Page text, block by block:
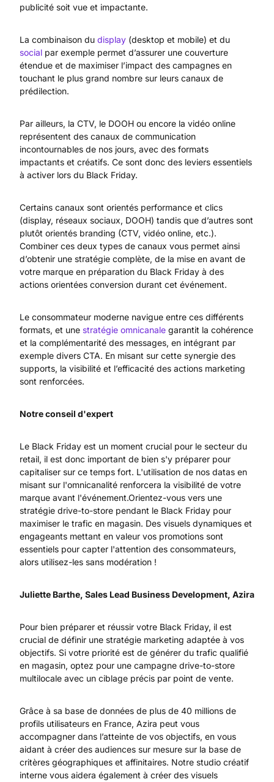
publicité soit vue et impactante.
La combinaison du display (desktop et mobile) et du
social par exemple permet d’assurer une couverture
étendue et de maximiser l’impact des campagnes en
touchant le plus grand nombre sur leurs canaux de
prédilection.
Par ailleurs, la CTV, le DOOH ou encore la vidéo online
représentent des canaux de communication
incontournables de nos jours, avec des formats
impactants et créatifs. Ce sont donc des leviers essentiels
à activer lors du Black Friday.
Certains canaux sont orientés performance et clics
(display, réseaux sociaux, DOOH) tandis que d’autres sont
plutôt orientés branding (CTV, vidéo online, etc.).
Combiner ces deux types de canaux vous permet ainsi
d’obtenir une stratégie complète, de la mise en avant de
votre marque en préparation du Black Friday à des
actions orientées conversion durant cet événement.
Le consommateur moderne navigue entre ces différents
formats, et une stratégie omnicanale garantit la cohérence
et la complémentarité des messages, en intégrant par
exemple divers CTA. En misant sur cette synergie des
supports, la visibilité et l’efficacité des actions marketing
sont renforcées.
Notre conseil d'expert
Le Black Friday est un moment crucial pour le secteur du
retail, il est donc important de bien s'y préparer pour
capitaliser sur ce temps fort. L'utilisation de nos datas en
misant sur l'omnicanalité renforcera la visibilité de votre
marque avant l'événement.Orientez-vous vers une
stratégie drive-to-store pendant le Black Friday pour
maximiser le trafic en magasin. Des visuels dynamiques et
engageants mettant en valeur vos promotions sont
essentiels pour capter l'attention des consommateurs,
alors utilisez-les sans modération !
Juliette Barthe, Sales Lead Business Development, Azira
Pour bien préparer et réussir votre Black Friday, il est
crucial de définir une stratégie marketing adaptée à vos
objectifs. Si votre priorité est de générer du trafic qualifié
en magasin, optez pour une campagne drive-to-store
multilocale avec un ciblage précis par point de vente.
Grâce à sa base de données de plus de 40 millions de
profils utilisateurs en France, Azira peut vous
accompagner dans l’atteinte de vos objectifs, en vous
aidant à créer des audiences sur mesure sur la base de
critères géographiques et affinitaires. Notre studio créatif
interne vous aidera également à créer des visuels